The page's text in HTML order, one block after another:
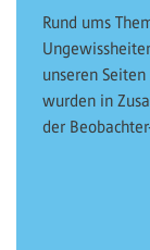
Rund ums
unseren
wurden in
der